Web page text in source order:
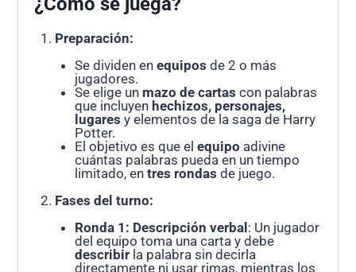
Preparación:
Se dividen enequipos de 2 o más
jugadores.
Se elige un mazo de cartas con palabras
que incluyen hechizos, personajes,
lugares y elementos de la saga de Harry
Potter.
El objetivo es que elequipo adivine
cuántas palabras pueda en un tiempo
limitado, entres rondas de juego.
Fases del turno:
Ronda 1: Descripción verbal : Un jugador
del equipo toma una carta y debe
describir la palabra sin decirla
directamente ni usar rimas, mientras los